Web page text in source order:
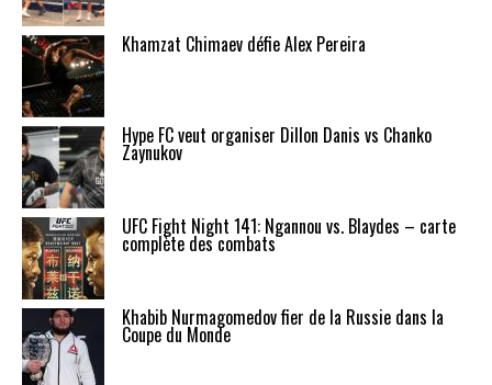
Khamzat Chimaev défie Alex Pereira
Hype FC veut organiser Dillon Danis vs Chanko
Zaynukov
UFC Fight Night 141: Ngannou vs. Blaydes – carte
complète des combats
Khabib Nurmagomedov fier de la Russie dans la
Coupe du Monde